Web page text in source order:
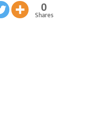
0
Shares